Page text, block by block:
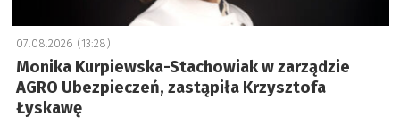
07.08.2026 (13:28)
Monika Kurpiewska-Stachowiak w zarządzie
AGRO Ubezpieczeń, zastąpiła Krzysztofa
Łyskawę